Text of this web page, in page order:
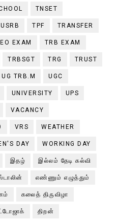
TNSET
TPF TRANSFER
EXAM TRB EXAM
TRBSGT TRG TRUST
UG TRB.M UGC
UNIVERSITY UPS
VACANCY
VRS WEATHER
DAY WORKING DAY
இதழ் இல்லம் தேடி கல்வி
எண்ணும் எழுத்தும்
கலைத் திருவிழா
திறன்